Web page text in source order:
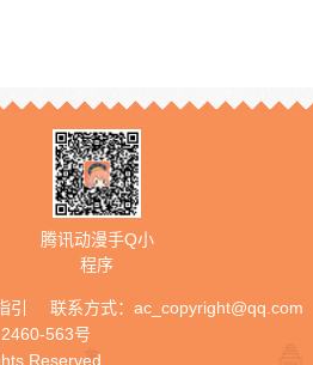
腾讯动漫手Q小
程序
引 联系方式： ac_copyright@qq.com
563号
Reserved